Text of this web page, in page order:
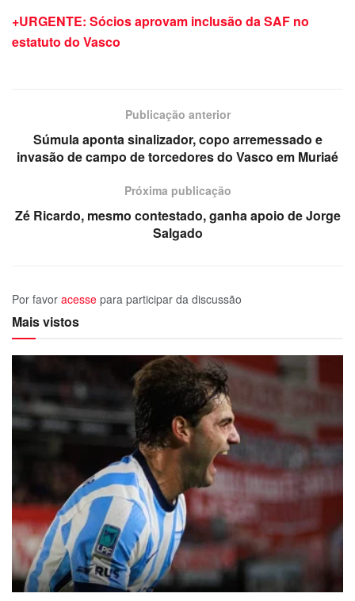
+URGENTE: Sócios aprovam inclusão da SAF no
estatuto do Vasco
Publicação anterior
Súmula aponta sinalizador, copo arremessado e
invasão de campo de torcedores do Vasco em Muriaé
Próxima publicação
Zé Ricardo, mesmo contestado, ganha apoio de Jorge
Salgado
Por favor acesse para participar da discussão
Mais vistos